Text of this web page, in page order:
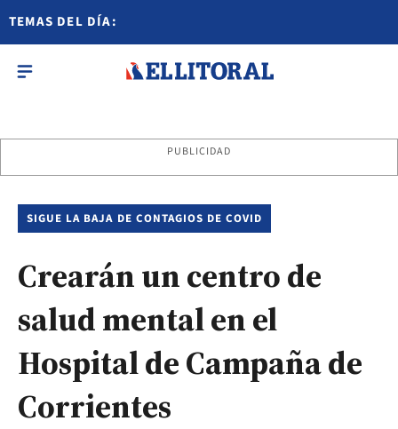
TEMAS DEL DÍA:
PUBLICIDAD
SIGUE LA BAJA DE CONTAGIOS DE COVID
Crearán un centro de
salud mental en el
Hospital de Campaña de
Corrientes